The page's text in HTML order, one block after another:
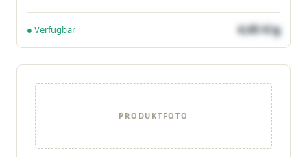
● Verfügbar 4,65 €/g
PRODUKTFOTO